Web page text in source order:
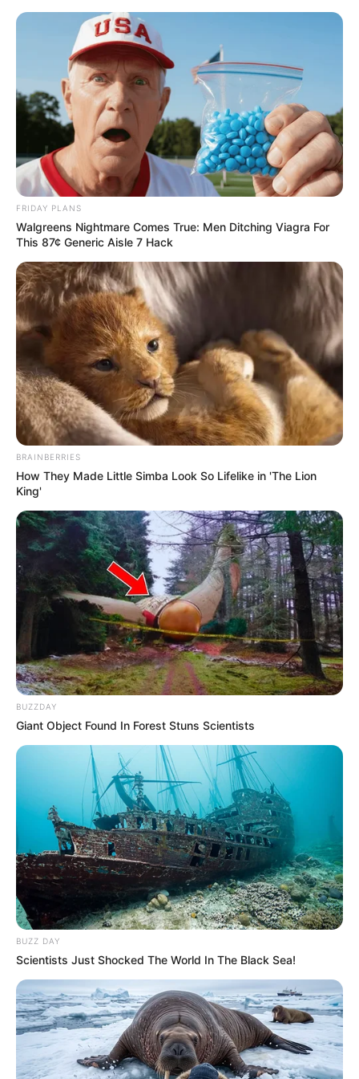
au
AU PETIT PARIEUR
Pronostic Gratuit du Tiercé Quinté PMU du jour
Menu
PRIX BRUNO COQUATRIX PRONOSTIC
QUINTE DU 09-08-2024
Pronostic Quinté+ du PMU et bruits
d’écuries du jour pour le PRIX BRUNO
COQUATRIX ce 9 Août 2024
Tiercé Quinté du jour dans la réunion n°1 sur l’hippodrome
de Cabourg – PRIX BRUNO COQUATRIX.
FRIDAY PLANS
Walgreens Nightmare Comes True: Men Ditching Viagra For
This 87¢ Generic Aisle 7 Hack
BRAINBERRIES
How They Made Little Simba Look So Lifelike in 'The Lion
King'
BUZZDAY
Giant Object Found In Forest Stuns Scientists
BUZZ DAY
Scientists Just Shocked The World In The Black Sea!